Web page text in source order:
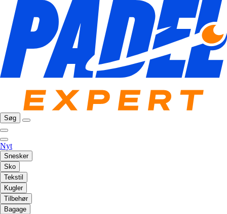
Søg
Nyt
Snesker
Sko
Tekstil
Kugler
Tilbehør
Bagage